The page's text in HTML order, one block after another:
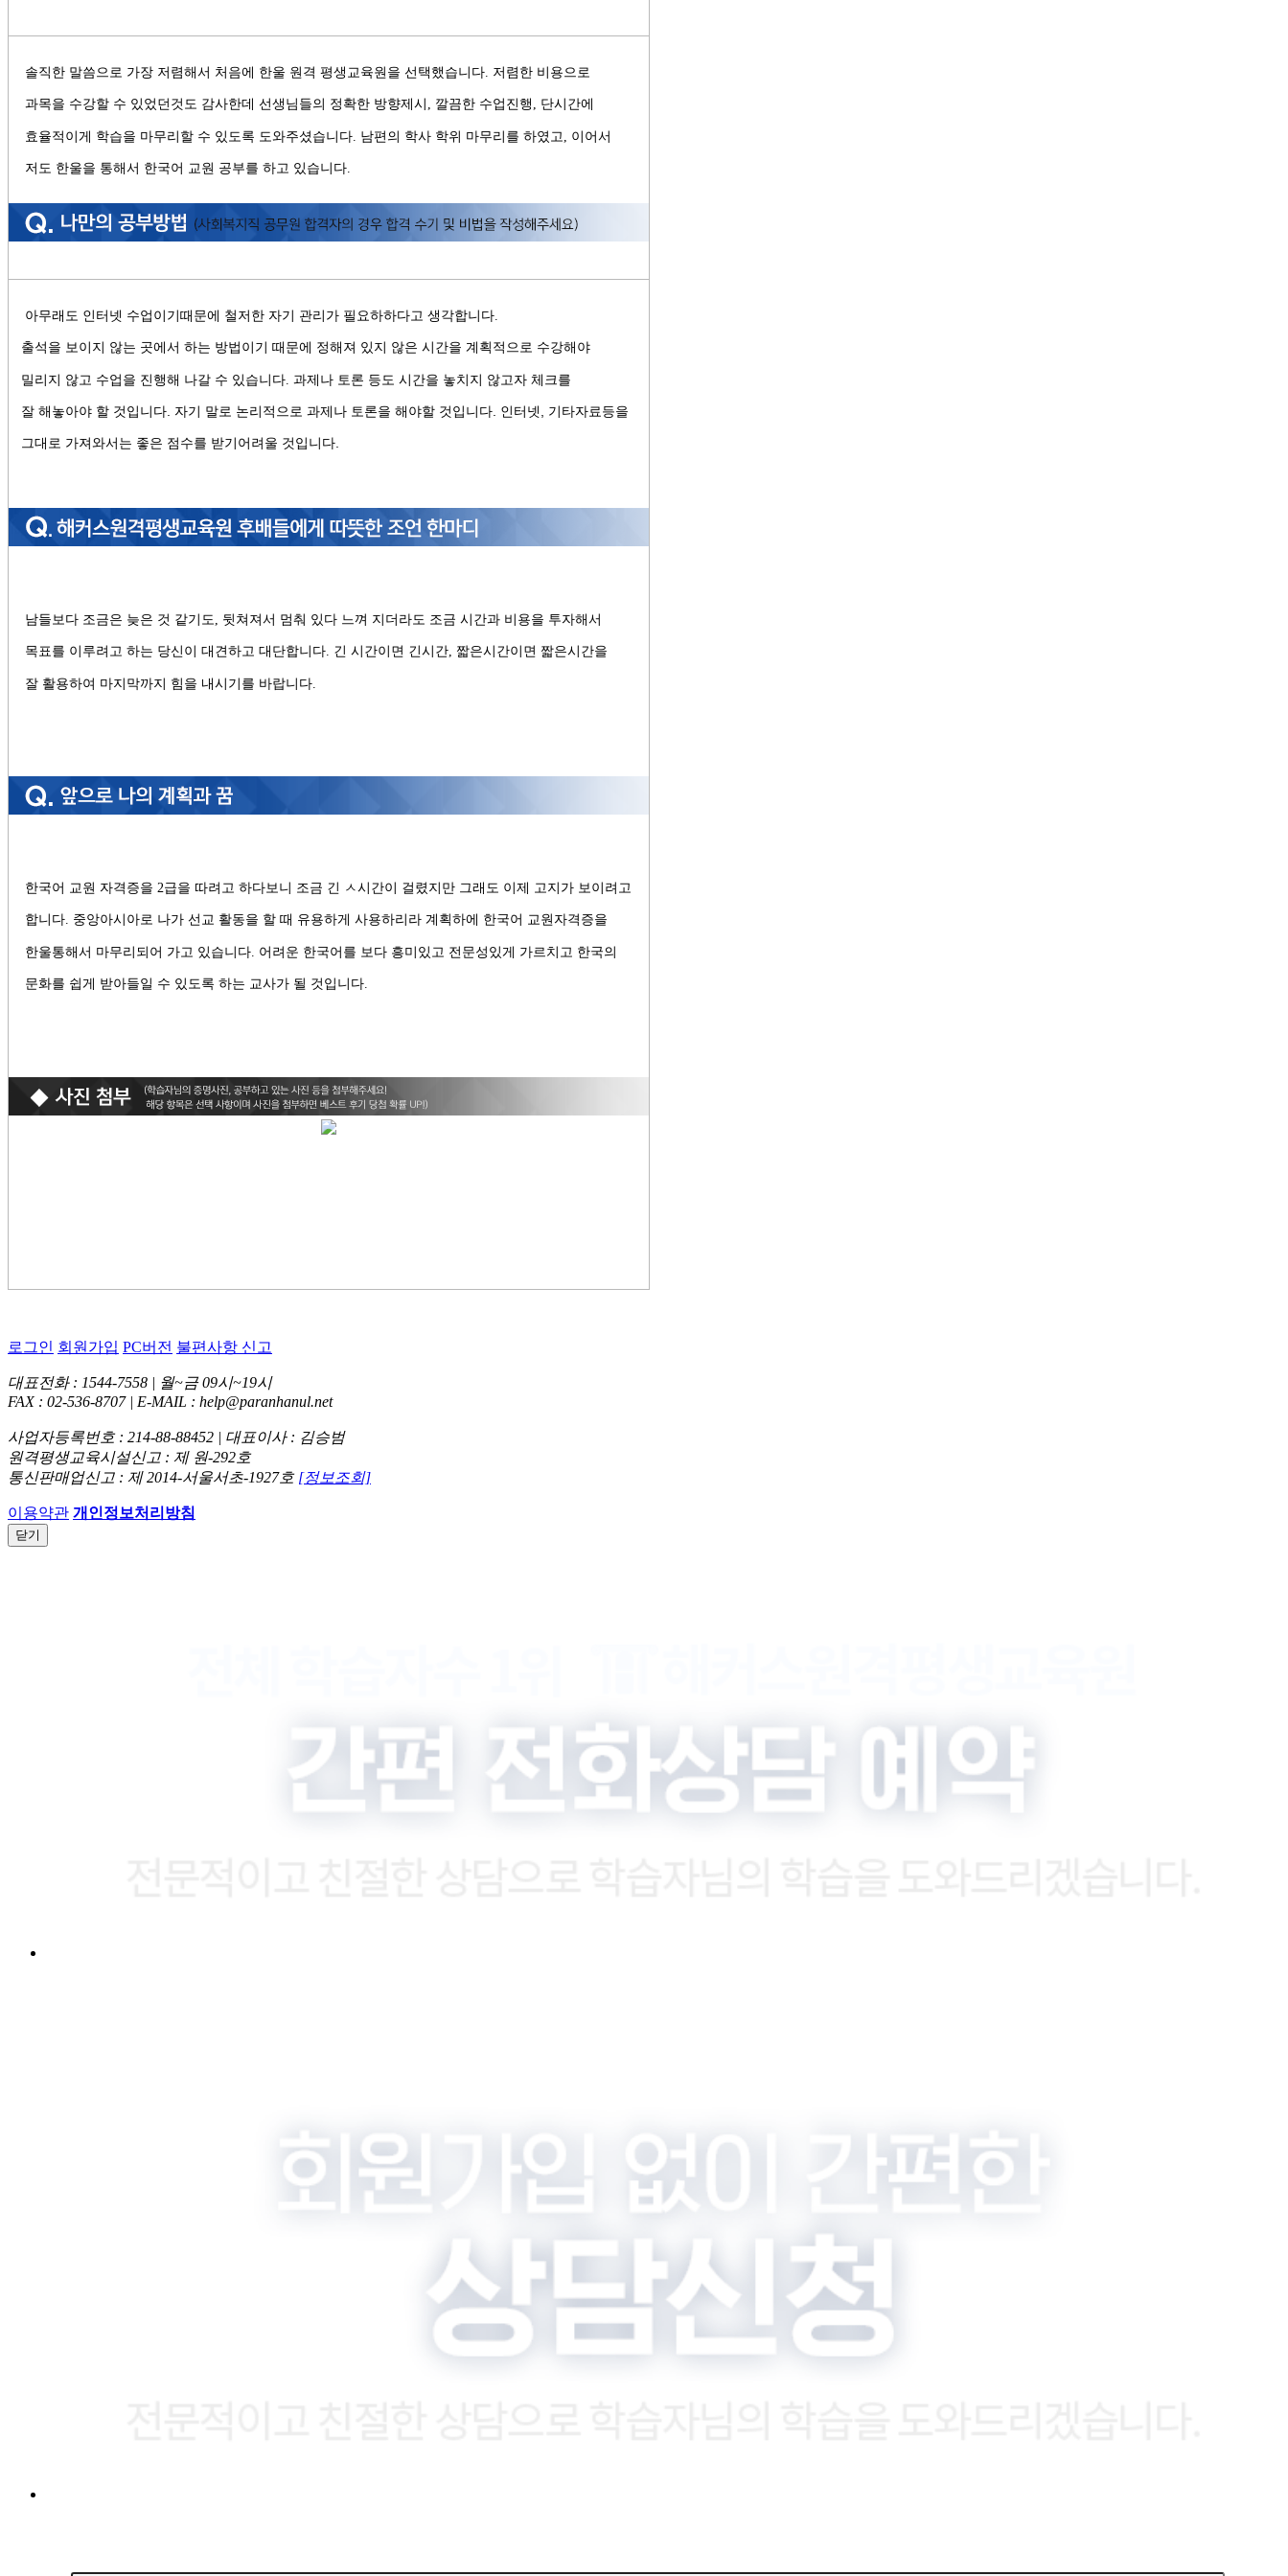
솔직한 말씀으로 가장 저렴해서 처음에 한울 원격 평생교육원을 선택했습니다 저렴한 비용으로
과목을 수강할 수 있었던것도 감사한데 선생님들의 정확한 방향제시 깔끔한 수업진행 단시간에
효율적이게 학습을 마무리할 수 있도록 도와주셨습니다 남편의 학사 학위 마무리를 하였고 이어서
저도 한울을 통해서 한국어 교원 공부를 하고 있습니다
아무래도 인터넷 수업이기때문에 철저한 자기 관리가 필요하하다고 생각합니다
출석을 보이지 않는 곳에서 하는 방법이기 때문에 정해져 있지 않은 시간을 계획적으로 수강해야
밀리지 않고 수업을 진행해 나갈 수 있습니다 .과제나 토론 등도 시간을 놓치지 않고자 체크를
잘 해놓아야 할 것입니다. 자기 말로 논리적으로 과제나 토론을 해야할 것입니다. 인터넷, 기타자료등을
그대로 가져와서는 좋은 점수를 받기어려울 것입니다.
남들보다 조금은 늦은 것 같기도 뒷쳐져서 멈춰 있다 느껴 지더라도 조금 시간과 비용을 투자해서
목표를 이루려고 하는 당신이 대견하고 대단합니다 긴 시간이면 긴시간 짧은시간이면 짧은시간을
잘 활용하여 마지막까지 힘을 내시기를 바랍니다
한국어 교원 자격증을 2급을 따려고 하다보니 조금 긴 ㅅ시간이 걸렸지만 그래도 이제 고지가 보이려고
합니다 중앙아시아로 나가 선교 활동을 할 때 유용하게 사용하리라 계획하에 한국어 교원자격증을
한울통해서 마무리되어 가고 있습니다 어려운 한국어를 보다 흥미있고 전문성있게 가르치고 한국의
문화를 쉽게 받아들일 수 있도록 하는 교사가 될 것입니다
로그인 회원가입 PC버전 불편사항 신고
대표전화 : 1544-7558 | 월~금 09시~19시
FAX : 02-536-8707 | E-MAIL : help@paranhanul.net
사업자등록번호 : 214-88-88452 | 대표이사 : 김승범
원격평생교육시설신고 : 제 원-292호
통신판매업신고 : 제 2014-서울서초-1927호 [정보조회]
이용약관 개인정보처리방침
닫기